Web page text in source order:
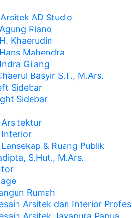
AD Studio
Riano
Khaerudin
Mahendra
Gilang
Basyir S.T., M.Ars.
Sidebar
Sidebar
Arsitektur
Interior
& Ruang Publik
S.Hut., M.Ars.
Rumah
Arsitek dan Interior
Arsitek Jayapura Papua